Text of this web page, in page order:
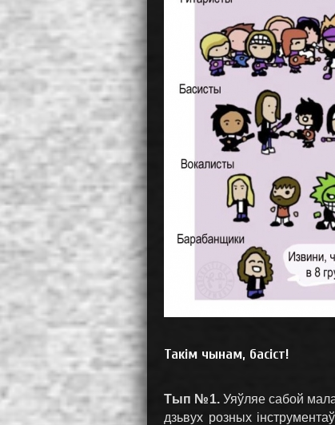
Такім чынам, басіст!
Тып №1.Уяўляе сабой
дзьвух розных